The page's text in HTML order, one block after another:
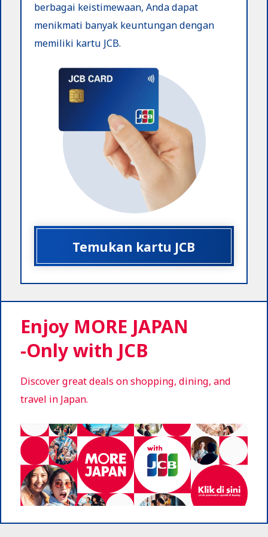
berbagai keistimewaan, Anda dapat
menikmati banyak keuntungan dengan
memiliki kartu JCB.
Temukan kartu JCB
Enjoy MORE JAPAN
-Only with JCB
Discover great deals on shopping, dining, and
travel in Japan.